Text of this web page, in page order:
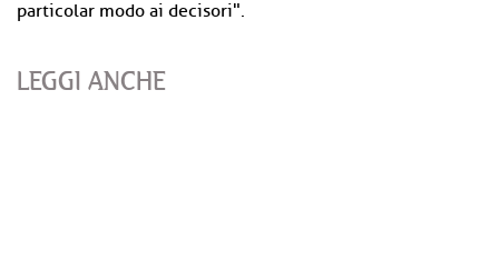
particolar modo ai decisori".
LEGGI ANCHE